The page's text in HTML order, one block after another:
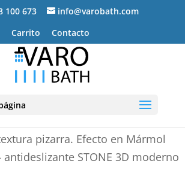
100 673
info@varobath.com
Carrito
Contacto
pizarra. Efecto en Mármol
antideslizante STONE 3D moderno